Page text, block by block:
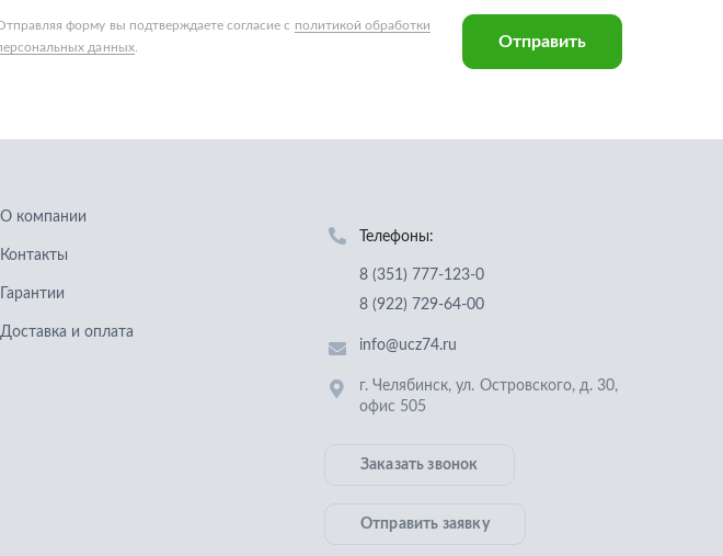
Контакты
Гарантии
Доставка и оплата
8 (351) 777-123-0
8 (922) 729-64-00
info@ucz74.ru
г. Челябинск
офис 505